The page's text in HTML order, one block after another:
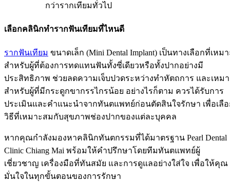
กว่ารากเทียมทั่วไป
เลือกคลินิกทำรากฟันเทียมที่ไหนดี
รากฟันเทียม ขนาดเล็ก (Mini Dental Implant) เป็นทางเลือกที่เหม
สำหรับผู้ที่ต้องการทดแทนฟันทั้งซี่เดียวหรือทั้งปากอย่างมี
ประสิทธิภาพ ช่วยลดความเจ็บปวดระหว่างทำหัตถการ และเหม
สำหรับผู้ที่มีกระดูกขากรรไกรน้อย อย่างไรก็ตาม ควรได้รับการ
ประเมินและคำแนะนำจากทันตแพทย์ก่อนตัดสินใจรักษา เพื่อเลื
วิธีที่เหมาะสมกับสุขภาพช่องปากของแต่ละบุคคล
หากคุณกำลังมองหาคลินิกทันตกรรมที่ได้มาตรฐาน Pearl Dental
Clinic Chiang Mai พร้อมให้คำปรึกษาโดยทีมทันตแพทย์ผู้
เชี่ยวชาญ เครื่องมือที่ทันสมัย และการดูแลอย่างใส่ใจ เพื่อให้คุณ
มั่นใจในทุกขั้นตอนของการรักษา